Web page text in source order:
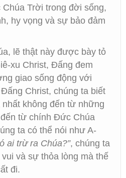
Trời trong đời sống,
hy vọng và sự bảo đảm
lẽ thật này được bày tỏ
xu Christ, Đấng đem
giao sống động với
Christ, chúng ta biết
không đến từ những
từ chính Đức Chúa
ta có thể nói như A-
ai trừ ra Chúa?”, chúng ta
và sự thỏa lòng mà thế
đi.